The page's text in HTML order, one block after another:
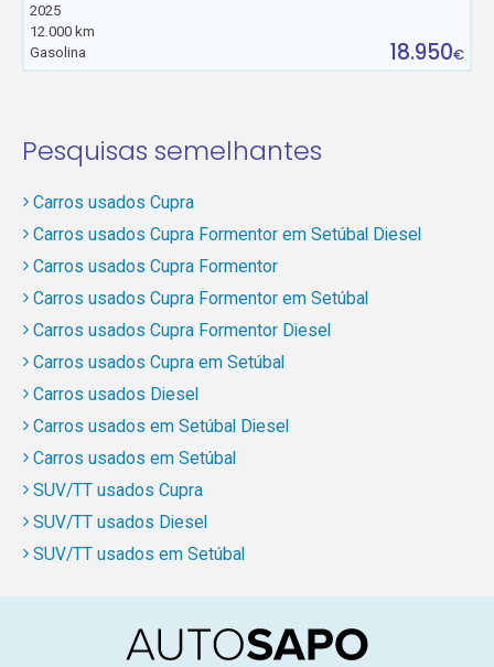
2025
12.000 km
Gasolina
18.950€
Pesquisas semelhantes
Carros usados Cupra
Carros usados Cupra Formentor em Setúbal Diesel
Carros usados Cupra Formentor
Carros usados Cupra Formentor em Setúbal
Carros usados Cupra Formentor Diesel
Carros usados Cupra em Setúbal
Carros usados Diesel
Carros usados em Setúbal Diesel
Carros usados em Setúbal
SUV/TT usados Cupra
SUV/TT usados Diesel
SUV/TT usados em Setúbal